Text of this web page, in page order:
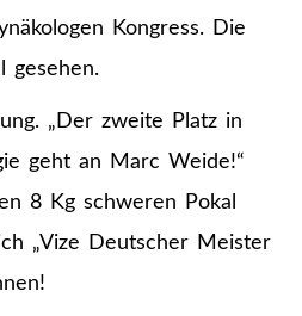
Kongress. Die
gesehen.
„Der zweite Platz in
geht an Marc Weide!“
8 Kg schweren Pokal
„Vize Deutscher Meister